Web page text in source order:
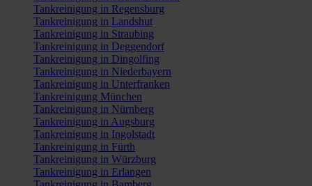
Tankreinigung in Regensburg
Tankreinigung in Landshut
Tankreinigung in Straubing
Tankreinigung in Deggendorf
Tankreinigung in Dingolfing
Tankreinigung in Niederbayern
Tankreinigung in Unterfranken
Tankreinigung München
Tankreinigung in Nürnberg
Tankreinigung in Augsburg
Tankreinigung in Ingolstadt
Tankreinigung in Fürth
Tankreinigung in Würzburg
Tankreinigung in Erlangen